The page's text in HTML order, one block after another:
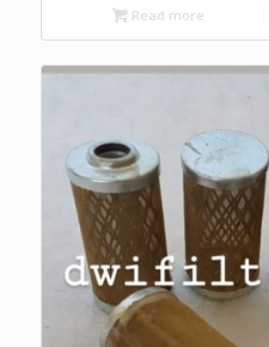
Read more